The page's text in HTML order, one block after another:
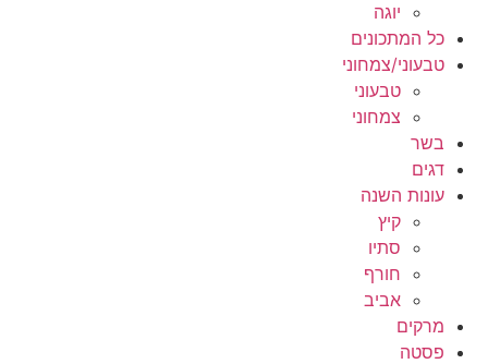
יוגה
כל המתכונים
טבעוני/צמחוני
טבעוני
צמחוני
בשר
דגים
עונות השנה
קיץ
סתיו
חורף
אביב
מרקים
פסטה